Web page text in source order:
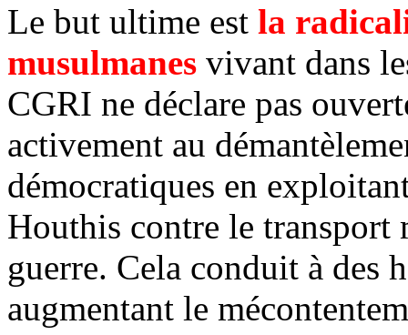
Le but ultime est la
musulmanes vivant dans
CGRI ne déclare pas
activement au
démocratiques en
Houthis contre le transport
guerre. Cela conduit à des
augmentant le